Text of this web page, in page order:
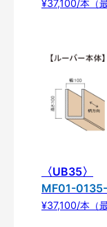
¥37,100/本（
〈UB35〉
MF01-
¥37,100/本（